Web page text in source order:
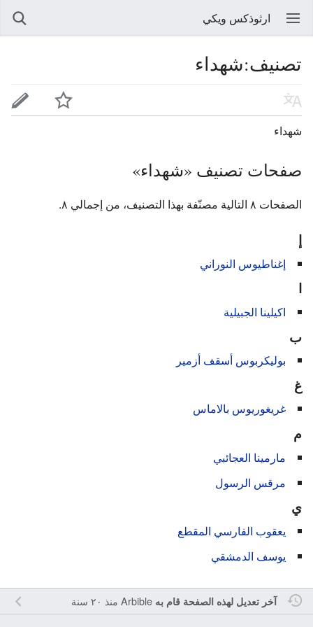
ارثوذكس ويكي
تصنيف:شهداء
شهداء
صفحات تصنيف «شهداء»
الصفحات ٨ التالية مصنّفة بهذا التصنيف، من إجمالي ٨.
إ
إغناطيوس النوراني
ا
اكيلينا الجبيلية
ب
بوليكربوس أسقف أزمير
غ
غريغوريوس بالاماس
م
مارمينا العجائبي
مرقس الرسول
ي
يعقوب الفارسي المقطع
يوسف الدمشقي
آخر تعديل لهذه الصفحة قام به Arbibleمنذ ٢٠ سنة